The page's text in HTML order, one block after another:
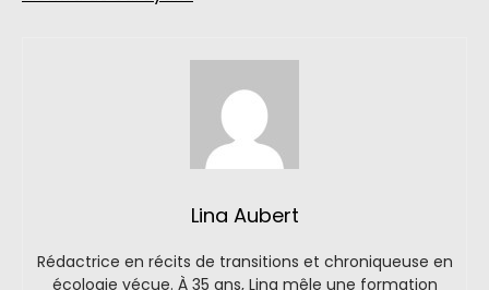
Lina Aubert
Rédactrice en récits de transitions et chroniqueuse en
écologie vécue. À 35 ans, Lina mêle une formation